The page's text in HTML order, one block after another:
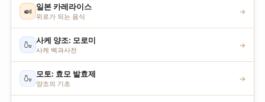
🍛 일본 카레라이스
위로가 되는 음식
→
🍶 사케 양조: 모로미
사케 백과사전
→
🍶 모토: 효모 발효제
양조의 기초
→